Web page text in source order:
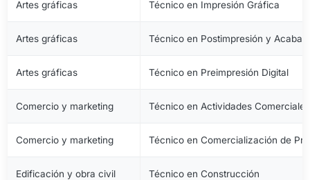
Artes gráficas Técnico en Impresión Gráfica
Artes gráficas Técnico en Postimpresión y
Artes gráficas Técnico en Preimpresión Digital
Comercio y marketing Técnico en Actividades Comerciales
Comercio y marketing Técnico en Comercialización de
Edificación y obra civil Técnico en Construcción